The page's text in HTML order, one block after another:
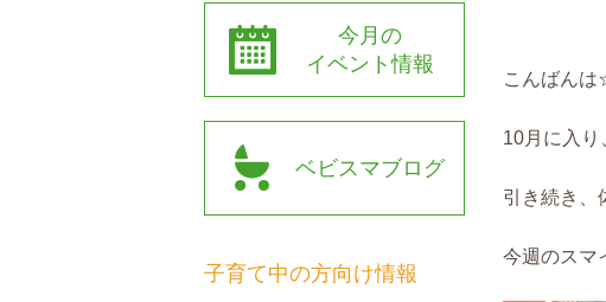
こんばんは
10月に入り
引き続き、
今週のスマ
今月の
イベント情報
ベビスマブログ
子育て中の方向け情報